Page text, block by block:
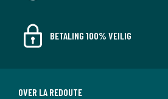
BETALING 100% VEILIG
OVER LA REDOUTE